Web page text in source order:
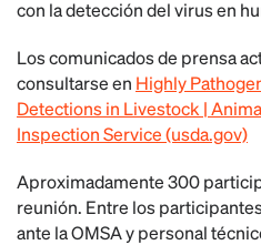
con la detección del virus en
Los comunicados de prensa
consultarse en Highly
Detections in Livestock |
Inspection Service (usda.gov)
Aproximadamente 300
reunión. Entre los
ante la OMSA y personal